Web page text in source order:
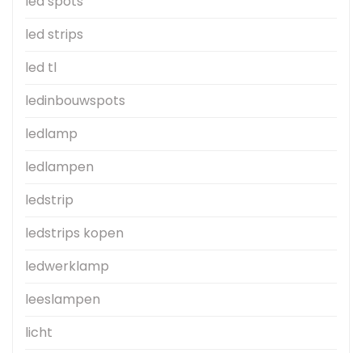
led strips
led tl
ledinbouwspots
ledlamp
ledlampen
ledstrip
ledstrips kopen
ledwerklamp
leeslampen
licht